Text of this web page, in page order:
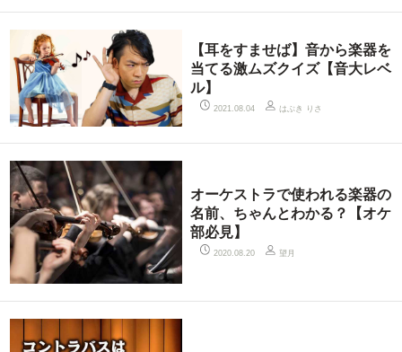
【耳をすませば】音から楽器を
当てる激ムズクイズ【音大レベ
ル】
2021.08.04 はぶき りさ
オーケストラで使われる楽器の
名前、ちゃんとわかる？【オケ
部必見】
2020.08.20 望月